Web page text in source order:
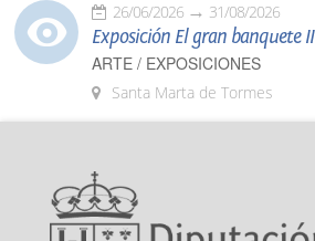
26/06/2026 31/08/2026
Exposición El gran banquete II
ARTE / EXPOSICIONES
Santa Marta de Tormes